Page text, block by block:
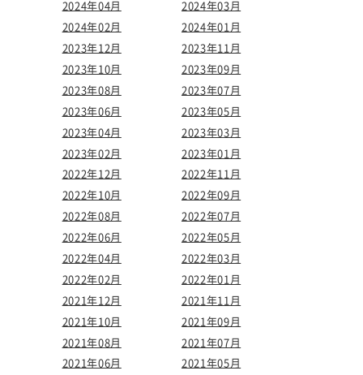
2024年04月
2024年03月
2024年02月
2024年01月
2023年12月
2023年11月
2023年10月
2023年09月
2023年08月
2023年07月
2023年06月
2023年05月
2023年04月
2023年03月
2023年02月
2023年01月
2022年12月
2022年11月
2022年10月
2022年09月
2022年08月
2022年07月
2022年06月
2022年05月
2022年04月
2022年03月
2022年02月
2022年01月
2021年12月
2021年11月
2021年10月
2021年09月
2021年08月
2021年07月
2021年06月
2021年05月